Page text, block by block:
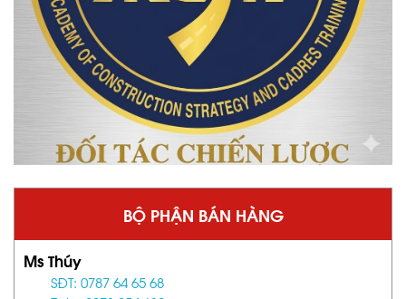
BỘ PHẬN BÁN HÀNG
Ms Thúy
SĐT: 0787 64 65 68